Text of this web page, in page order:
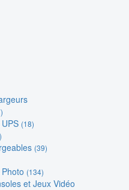
(18)
(39)
(134)
et Jeux Vidéo